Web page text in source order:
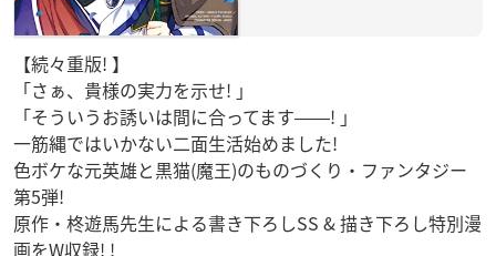
【続々重版! 】
「さぁ、貴様の実力を示せ! 」
「そういうお誘いは間に合ってます――! 」
一筋縄ではいかない二面生活始めました!
色ボケな元英雄と黒猫(魔王)のものづくり・ファンタジー
第5弾!
原作・柊遊馬先生による書き下ろしSS & 描き下ろし特別漫
画をW収録! !